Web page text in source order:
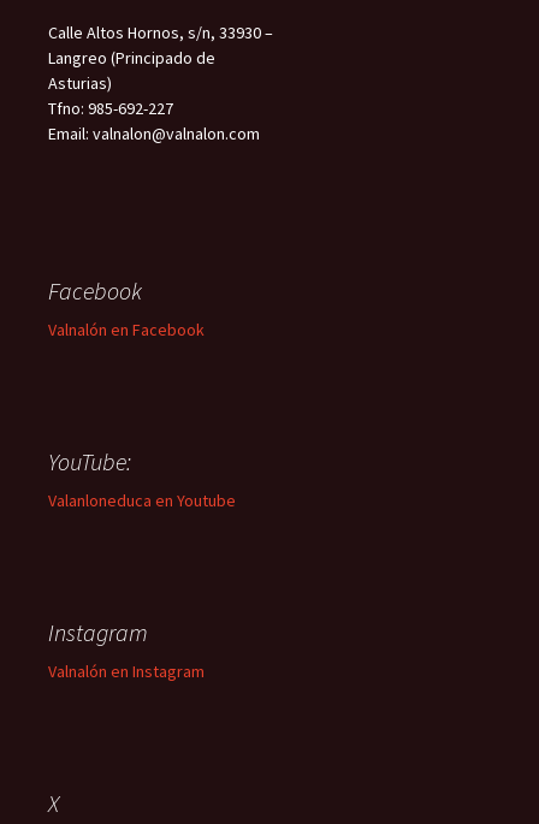
Calle Altos Hornos, s/n, 33930 –
Langreo (Principado de
Asturias)
Tfno: 985-692-227
Email: valnalon@valnalon.com
Facebook
Valnalón en Facebook
YouTube:
Valanloneduca en Youtube
Instagram
Valnalón en Instagram
X